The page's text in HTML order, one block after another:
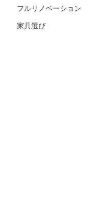
フルリノベーション
家具選び